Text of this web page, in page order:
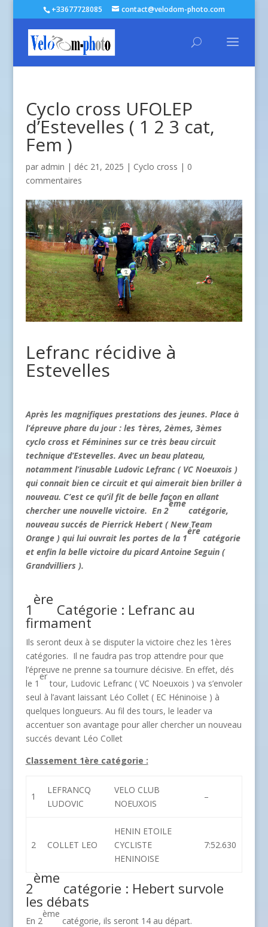
+33677728085 contact@velodom-photo.com
Cyclo cross UFOLEP
d’Estevelles ( 1 2 3 cat,
Fem )
par admin | déc 21, 2025 | Cyclo cross | 0
commentaires
Lefranc récidive à
Estevelles
Après les magnifiques prestations des jeunes. Place à
l’épreuve phare du jour : les 1ères, 2èmes, 3èmes
cyclo cross et Féminines sur ce très beau circuit
technique d’Estevelles. Avec un beau plateau,
notamment l’inusable Ludovic Lefranc ( VC Noeuxois )
qui connait bien ce circuit et qui aimerait bien briller à
nouveau. C’est ce qu’il fit de belle façon en allant
chercher une nouvelle victoire. En 2
ème
catégorie,
nouveau succés de Pierrick Hebert ( New Team
Orange ) qui lui ouvrait les portes de la 1
ère
catégorie
et enfin la belle victoire du picard Antoine Seguin (
Grandvilliers ).
1
ère
Catégorie : Lefranc au
firmament
Ils seront deux à se disputer la victoire chez les 1ères
catégories. Il ne faudra pas trop attendre pour que
l’épreuve ne prenne sa tournure décisive. En effet, dés
le 1
er
tour, Ludovic Lefranc ( VC Noeuxois ) va s’envoler
seul à l’avant laissant Léo Collet ( EC Héninoise ) à
quelques longueurs. Au fil des tours, le leader va
accentuer son avantage pour aller chercher un nouveau
succés devant Léo Collet
Classement 1ère catégorie :
1
LEFRANCQ
LUDOVIC
VELO CLUB
NOEUXOIS
–
2 COLLET LEO
HENIN ETOILE
CYCLISTE
HENINOISE
7:52.630
2
ème
catégorie : Hebert survole
les débats
En 2
ème
catégorie, ils seront 14 au départ.